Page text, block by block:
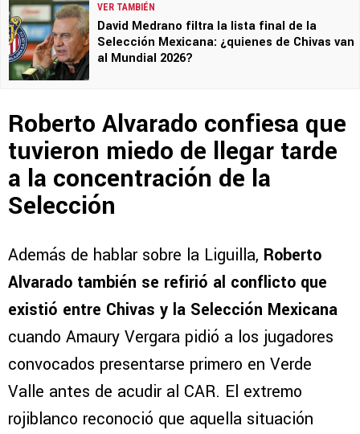
VER TAMBIÉN
David Medrano filtra la lista final de la
Selección Mexicana: ¿quienes de Chivas van
al Mundial 2026?
Roberto Alvarado confiesa que
tuvieron miedo de llegar tarde
a la concentración de la
Selección
Además de hablar sobre la Liguilla, Roberto
Alvarado también se refirió al conflicto que
existió entre Chivas y la Selección Mexicana
cuando Amaury Vergara pidió a los jugadores
convocados presentarse primero en Verde
Valle antes de acudir al CAR. El extremo
rojiblanco reconoció que aquella situación